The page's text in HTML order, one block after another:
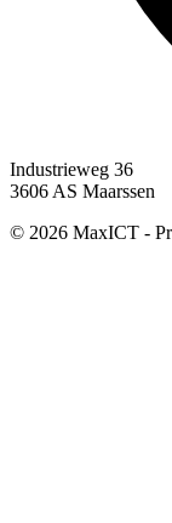
Industrieweg 36
3606 AS Maarssen
© 2026 MaxICT -